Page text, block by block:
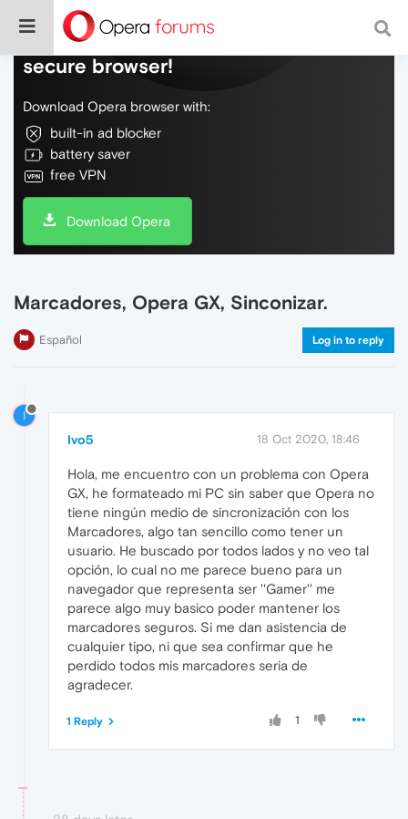
Do more on the web, with a fast and
secure browser!
Download Opera browser with:
built-in ad blocker
battery saver
free VPN
Download Opera
Marcadores, Opera GX, Sinconizar.
Español Log in to reply
I
Ivo5 18 Oct 2020, 18:46
Hola, me encuentro con un problema con Opera
GX, he formateado mi PC sin saber que Opera no
tiene ningún medio de sincronización con los
Marcadores, algo tan sencillo como tener un
usuario. He buscado por todos lados y no veo tal
opción, lo cual no me parece bueno para un
navegador que representa ser ''Gamer'' me
parece algo muy basico poder mantener los
marcadores seguros. Si me dan asistencia de
cualquier tipo, ni que sea confirmar que he
perdido todos mis marcadores seria de
agradecer.
1
1 Reply